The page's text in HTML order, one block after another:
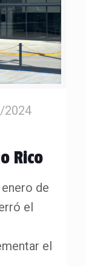
2024
Rico
de
el
el